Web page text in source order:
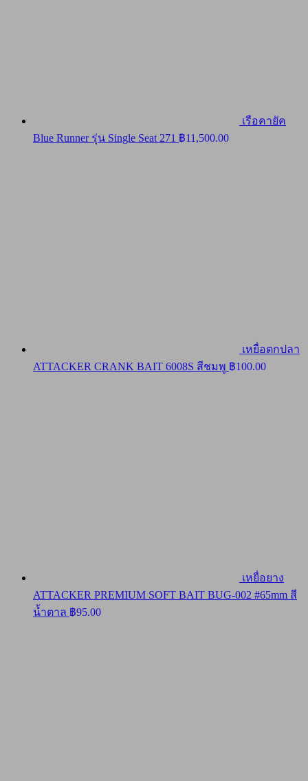
เรือคายัค
Blue Runner รุ่น Single Seat 271 ฿11,500.00
เหยื่อตกปลา
ATTACKER CRANK BAIT 6008S สีชมพู ฿100.00
เหยื่อยาง
ATTACKER PREMIUM SOFT BAIT BUG-002 #65mm สี
น้ำตาล ฿95.00